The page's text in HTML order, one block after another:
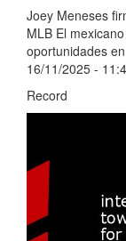
Joey Meneses
MLB El
oportunidades
16/11/2025 -
Record